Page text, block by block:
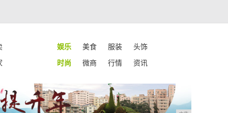
娱乐 美食 服装
头饰
时尚 微商 行情 资讯